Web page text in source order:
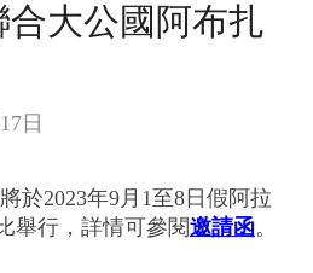
合大公國阿布扎
日
於2023年9月1至8日假阿拉
舉行，詳情可參閱邀請函。